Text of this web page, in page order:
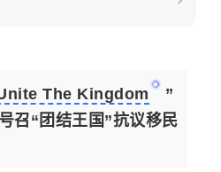
The Kingdom
”
召“团结王国”抗议移民